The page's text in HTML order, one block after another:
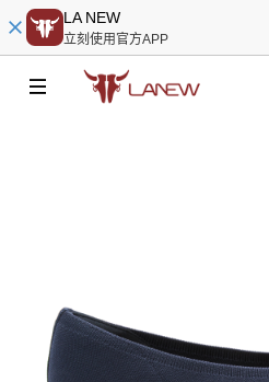
LA NEW
立刻使用官方APP